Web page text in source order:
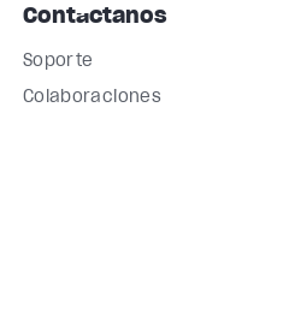
Contáctanos
Soporte
Colaboraciones